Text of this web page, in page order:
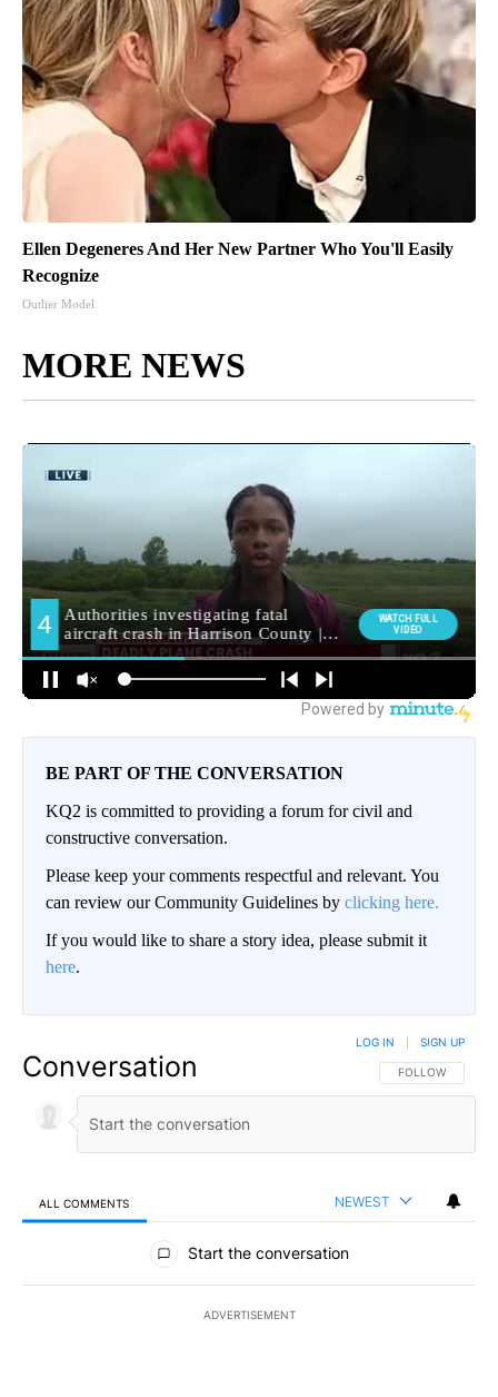
Ellen Degeneres And Her New Partner Who You'll Easily
Recognize
Outlier Model
MORE NEWS
BE PART OF THE CONVERSATION
KQ2 is committed to providing a forum for civil and
constructive conversation.
Please keep your comments respectful and relevant. You
can review our Community Guidelines by clicking here.
If you would like to share a story idea, please submit it
here.
Conversation FOLLOW THIS
FOLLOW
LOG IN SIGN UP
ALL COMMENTS NEWEST
All Comments
Start the conversation
ADVERTISEMENT